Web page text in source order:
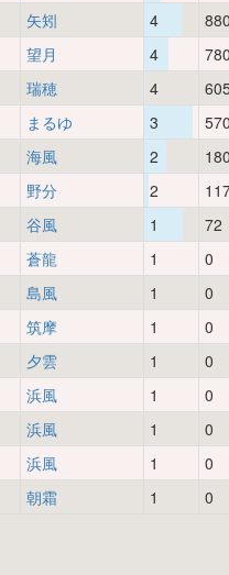
矢矧 4
望月 4
瑞穂 4
まるゆ 3
海風 2
野分 2
谷風 1
72
蒼龍 1
0
島風 1
0
筑摩 1
0
夕雲 1
0
浜風 1
0
浜風 1
0
浜風 1
0
朝霜 1 0